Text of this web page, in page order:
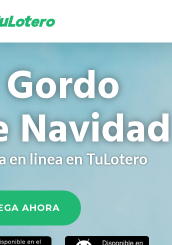
Navidad
en linea en TuLotero
AHORA